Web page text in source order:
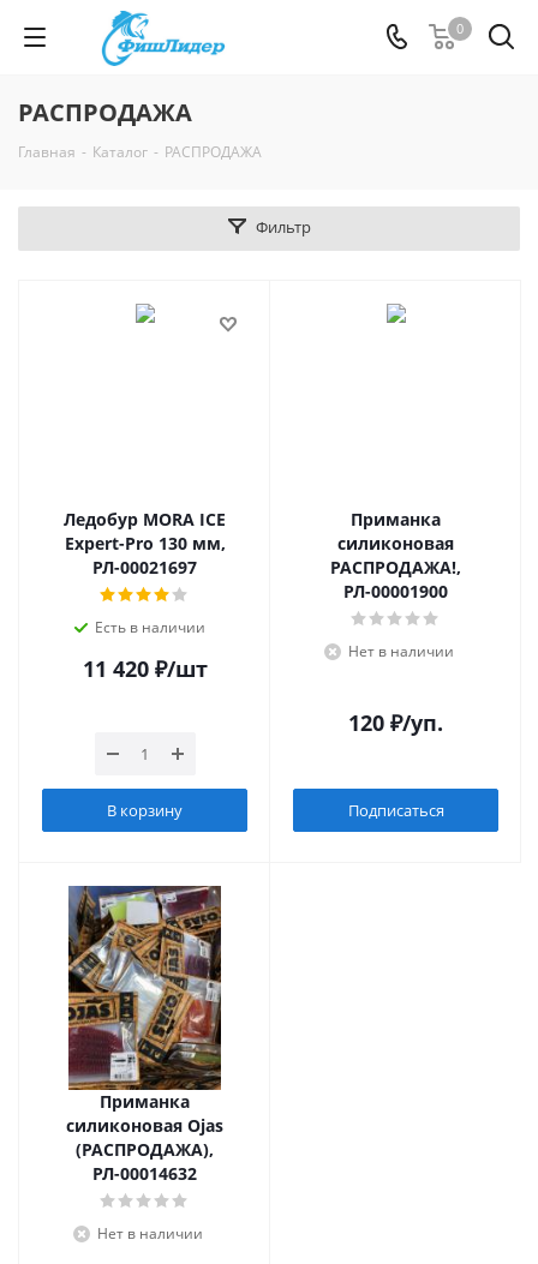
0
РАСПРОДАЖА
Главная - Каталог - РАСПРОДАЖА
Фильтр
Ледобур MORA ICE
Expert-Pro 130 мм,
РЛ-00021697
Есть в наличии
11 420₽/шт
В корзину
Приманка
силиконовая
РАСПРОДАЖА!,
РЛ-00001900
Нет в наличии
120 ₽/уп.
Подписаться
Приманка
силиконовая Ojas
(РАСПРОДАЖА),
РЛ-00014632
Нет в наличии